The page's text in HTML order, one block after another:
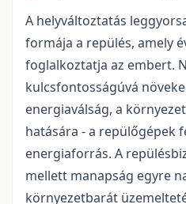
A helyváltoztatás
formája a repülés, amely
foglalkoztatja az embert.
kulcsfontosságúvá
energiaválság, a
hatására - a repülőgépek
energiaforrás. A
mellett manapság egyre
környezetbarát